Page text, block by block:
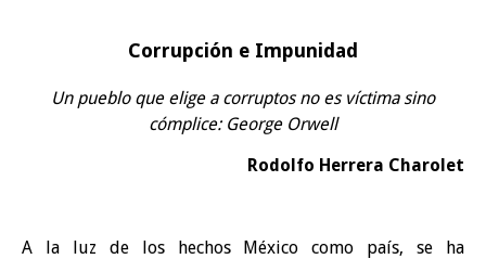
Corrupción e Impunidad
Un pueblo que elige a corruptos no es víctima sino
cómplice: George Orwell
Rodolfo Herrera Charolet
A la luz de los hechos México como país, se ha